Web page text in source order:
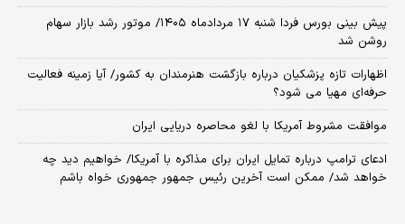
پیش بینی بورس فردا شنبه ۱۷ مردادماه ۱۴۰۵/ موتور رشد بازار سهام
روشن شد
اظهارات تازه پزشکیان درباره بازگشت هنرمندان به کشور/ آیا زمینه فعالیت
حرفه‌ای مهیا می شود؟
موافقت مشروط آمریکا با لغو محاصره دریایی ایران
ادعای ترامپ درباره تمایل ایران برای مذاکره با آمریکا/ خواهیم دید چه
خواهد شد/ ممکن است آخرین رئیس‌ جمهور جمهوری خواه باشم